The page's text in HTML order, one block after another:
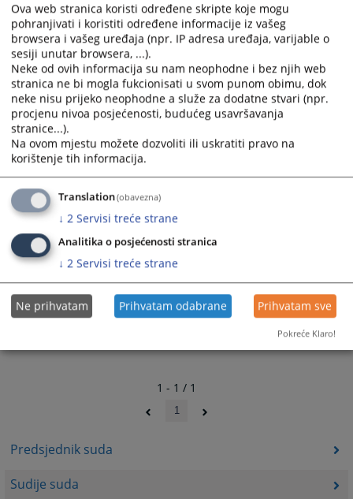
Predsjednik suda
Sudije suda
1 - 1 / 1
1
Ova web stranica koristi određene skripte koje mogu
pohranjivati i koristiti određene informacije iz vašeg
browsera i vašeg uređaja (npr. IP adresa uređaja, varijable o
sesiji unutar browsera, ...).
Neke od ovih informacija su nam neophodne i bez njih web
stranica ne bi mogla fukcionisati u svom punom obimu, dok
neke nisu prijeko neophodne a služe za dodatne stvari (npr.
procjenu nivoa posjećenosti, budućeg usavršavanja
stranice...).
Na ovom mjestu možete dozvoliti ili uskratiti pravo na
korištenje tih informacija.
Translation(obavezna)
↓ 2 Servisi treće strane
Analitika o posjećenosti stranica
↓ 2 Servisi treće strane
Ne prihvatam Prihvatam odabrane Prihvatam sve
Pokreće Klaro!